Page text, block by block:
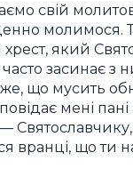
свій
молимося.
хрест, який
засинає з
що мусить
мені
вранці, що ти